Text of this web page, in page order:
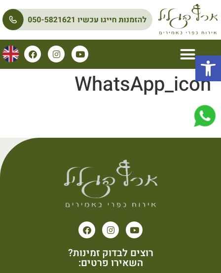
פתח סרגל נגישות
WhatsApp_icon
רוצים לבדוק זמינות?
השאירו פרטים: